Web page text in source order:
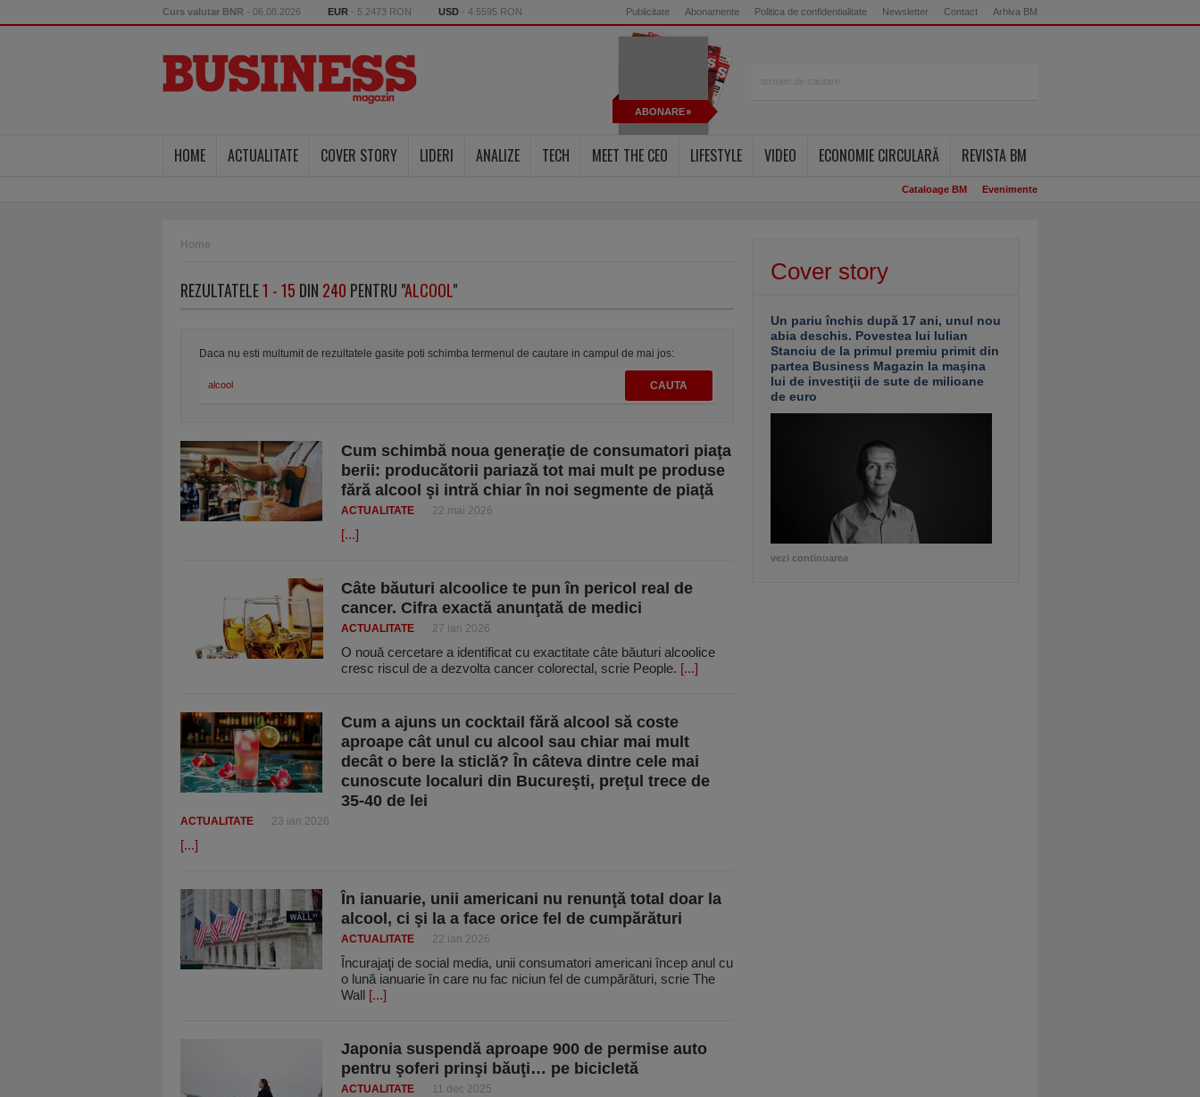
Curs valutar BNR - 06.08.2026 EUR - 5.2473 RON USD - 4.5595 RON Publicitate Abonamente Politica de confidentialitate Newsletter Contact Arhiva BM
ABONARE
HOME ACTUALITATE COVER STORY LIDERI ANALIZE TECH MEET THE CEO LIFESTYLE VIDEO ECONOMIE CIRCULARĂ REVISTA BM
Cataloage BM Evenimente
Home
REZULTATELE1 - 15 DIN 240 PENTRU "ALCOOL"
Daca nu esti multumit de rezultatele gasite poti schimba termenul de cautare in campul de mai jos:
Cum schimbă noua generaţie de consumatori piaţa
berii: producătorii pariază tot mai mult pe produse
fără alcool şi intră chiar în noi segmente de piaţă
ACTUALITATE 22 mai 2026
[...]
Câte băuturi alcoolice te pun în pericol real de
cancer. Cifra exactă anunţată de medici
ACTUALITATE 27 ian 2026
O nouă cercetare a identificat cu exactitate câte băuturi alcoolice
cresc riscul de a dezvolta cancer colorectal, scrie People. [...]
Cum a ajuns un cocktail fără alcool să coste
aproape cât unul cu alcool sau chiar mai mult
decât o bere la sticlă? În câteva dintre cele mai
cunoscute localuri din Bucureşti, preţul trece de
35-40 de lei
ACTUALITATE 23 ian 2026
[...]
În ianuarie, unii americani nu renunţă total doar la
alcool, ci şi la a face orice fel de cumpărături
ACTUALITATE 22 ian 2026
Încurajaţi de social media, unii consumatori americani încep anul cu
o lună ianuarie în care nu fac niciun fel de cumpărături, scrie The
Wall [...]
Japonia suspendă aproape 900 de permise auto
pentru şoferi prinşi băuţi… pe bicicletă
ACTUALITATE 11 dec 2025
Cover story
Un pariu închis după 17 ani, unul nou
abia deschis. Povestea lui Iulian
Stanciu de la primul premiu primit din
partea Business Magazin la maşina
lui de investiţii de sute de milioane
de euro
vezi continuarea